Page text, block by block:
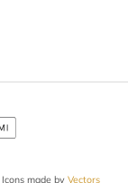
Icons made by Vectors